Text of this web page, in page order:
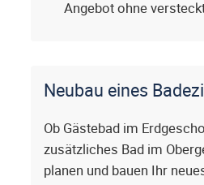
Angebot ohne
Neubau eines
Ob Gästebad im
zusätzliches Bad im
planen und bauen Ihr